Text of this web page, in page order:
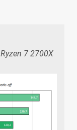
7 2700X